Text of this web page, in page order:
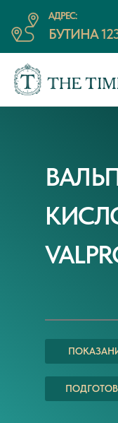
АДРЕС:
БУТИНА